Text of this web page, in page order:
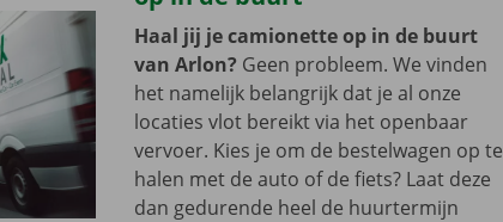
Haal jij je camionette op in de buurt
van Arlon? Geen probleem. We vinden
het namelijk belangrijk dat je al onze
locaties vlot bereikt via het openbaar
vervoer. Kies je om de bestelwagen op te
halen met de auto of de fiets? Laat deze
dan gedurende heel de huurtermijn